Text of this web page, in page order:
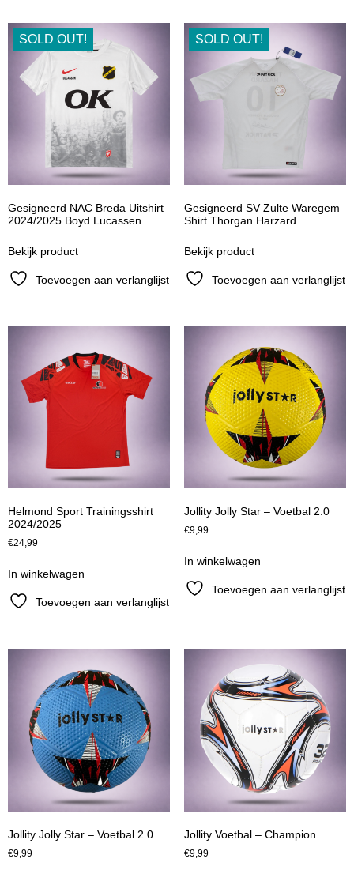
SOLD OUT!
Gesigneerd NAC Breda Uitshirt
2024/2025 Boyd Lucassen
Bekijk product
Toevoegen aan verlanglijst
SOLD OUT!
Gesigneerd SV Zulte Waregem
Shirt Thorgan Harzard
Bekijk product
Toevoegen aan verlanglijst
Helmond Sport Trainingsshirt
2024/2025
€24,99
In winkelwagen
Toevoegen aan verlanglijst
Jollity Jolly Star – Voetbal 2.0
€9,99
In winkelwagen
Toevoegen aan verlanglijst
Jollity Jolly Star – Voetbal 2.0
€9,99
Jollity Voetbal – Champion
€9,99